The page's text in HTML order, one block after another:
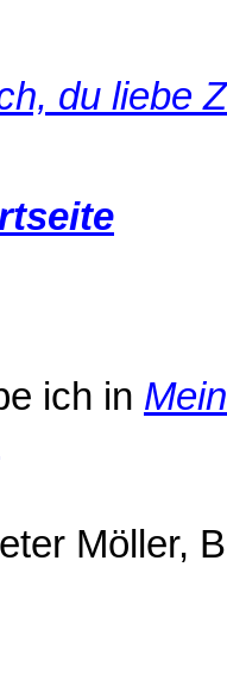
du liebe
ich in
Möller,